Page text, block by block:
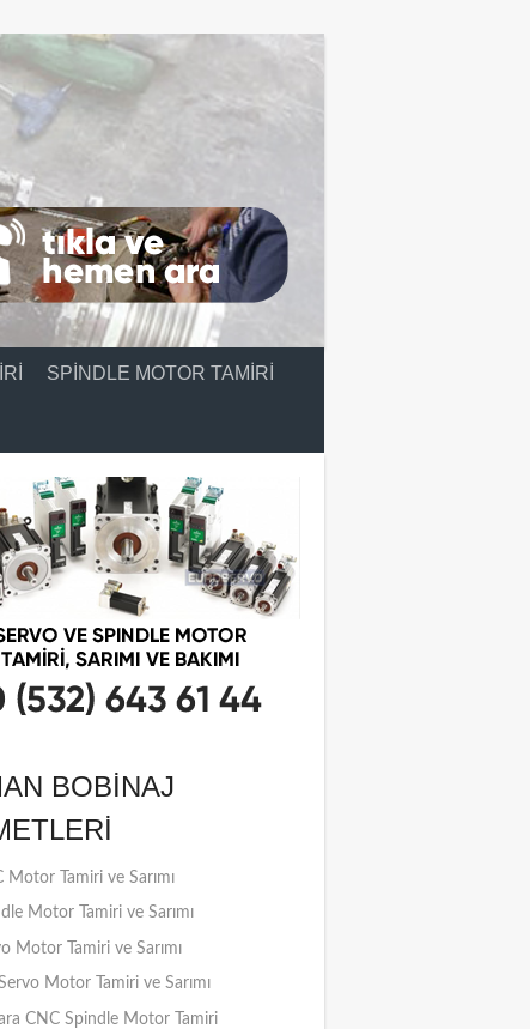
SPINDLE MOTOR TAMIRI
BOBINAJ
Motor Tamiri ve Sarımı
Motor Tamiri ve Sarımı
Motor Tamiri ve Sarımı
Motor Tamiri ve Sarımı
CNC Spindle Motor Tamiri